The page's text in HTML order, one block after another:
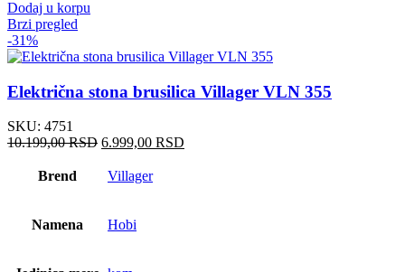
Dodaj u korpu
Brzi pregled
-31%
Električna stona brusilica Villager VLN 355
SKU: 4751
10.199,00RSD 6.999,00 RSD
Brend Villager
Namena Hobi